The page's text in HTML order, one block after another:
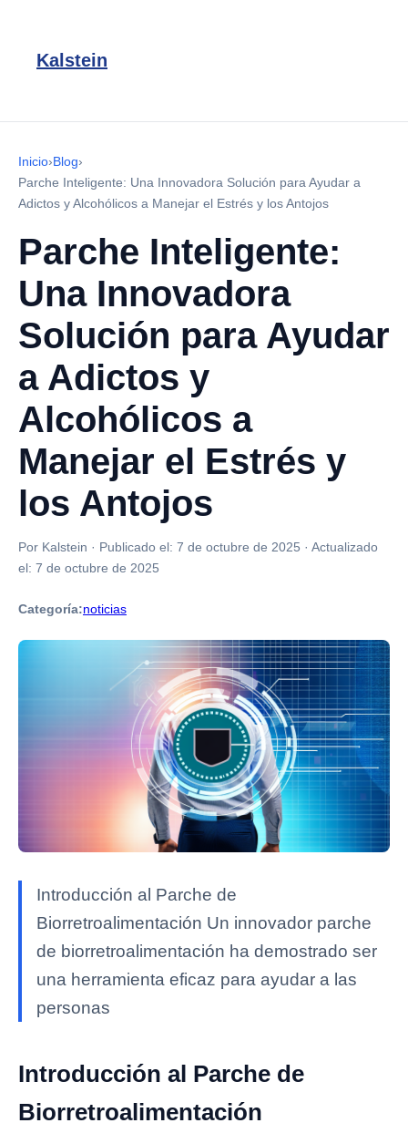
Kalstein
Inicio›Blog›
Parche Inteligente: Una Innovadora Solución para Ayudar a
Adictos y Alcohólicos a Manejar el Estrés y los Antojos
Parche Inteligente:
Una Innovadora
Solución para Ayudar
a Adictos y
Alcohólicos a
Manejar el Estrés y
los Antojos
Por Kalstein · Publicado el: 7 de octubre de 2025 · Actualizado
el: 7 de octubre de 2025
Categoría:noticias
Introducción al Parche de
Biorretroalimentación Un innovador parche
de biorretroalimentación ha demostrado ser
una herramienta eficaz para ayudar a las
personas
Introducción al Parche de
Biorretroalimentación